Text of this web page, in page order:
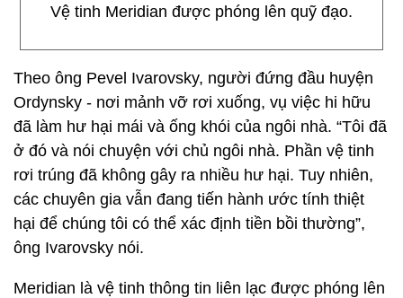
Vệ tinh Meridian được phóng lên quỹ đạo.
Theo ông Pevel Ivarovsky, người đứng đầu huyện
Ordynsky - nơi mảnh vỡ rơi xuống, vụ việc hi hữu
đã làm hư hại mái và ống khói của ngôi nhà. “Tôi đã
ở đó và nói chuyện với chủ ngôi nhà. Phần vệ tinh
rơi trúng đã không gây ra nhiều hư hại. Tuy nhiên,
các chuyên gia vẫn đang tiến hành ước tính thiệt
hại để chúng tôi có thể xác định tiền bồi thường”,
ông Ivarovsky nói.
Meridian là vệ tinh thông tin liên lạc được phóng lên